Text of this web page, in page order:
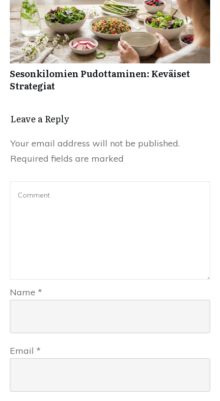
Sesonkilomien Pudottaminen: Keväiset
Strategiat
Leave a Reply
Your email address will not be published.
Required fields are marked
Name *
Email *